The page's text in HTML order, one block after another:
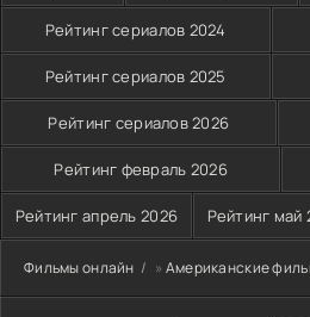
Рейтинг сериалов 2024
Рейтинг сериалов 2025
Рейтинг сериалов 2026
Рейтинг февраль 2026
Рейтинг апрель 2026 Рейтинг май
Фильмы онлайн » Американские